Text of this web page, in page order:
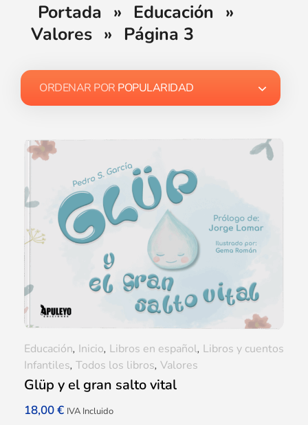
Portada » Educación »
Valores » Página 3
ORDENAR POR POPULARIDAD
Glüp y el gran salto vital
18,00€ IVA Incluido
Educación, Inicio, Libros en español, Libros y cuentos
Infantiles, Todos los libros, Valores